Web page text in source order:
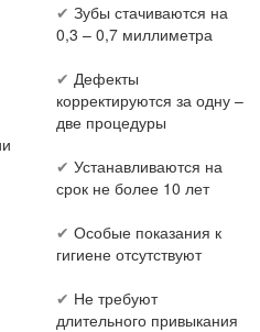
✔ Зубы стачиваются на
0,3 – 0,7 миллиметра
✔ Дефекты
корректируются за одну –
две процедуры
✔ Устанавливаются на
срок не более 10 лет
✔ Особые показания к
гигиене отсутствуют
✔ Не требуют
длительного привыкания